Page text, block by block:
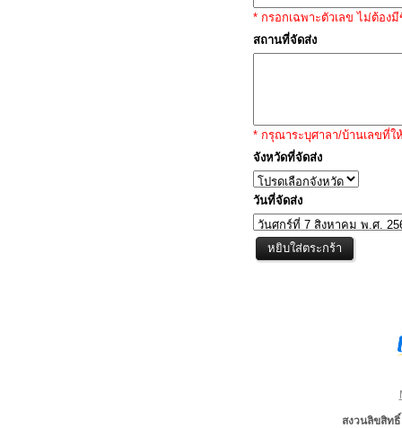
* กรอกเฉพาะตัวเลข ไม่ต้อง
สถานที่จัดส่ง
* กรุณาระบุศาลา/บ้านเลขที่ใ
จังหวัดที่จัดส่ง
วันที่จัดส่ง
สงวนลิขสิท